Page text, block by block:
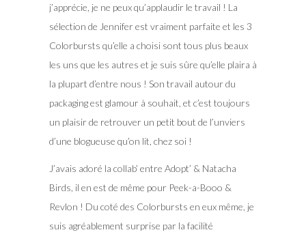
j’apprécie, je ne peux qu’applaudir le travail ! La
sélection de Jennifer est vraiment parfaite et les 3
Colorbursts qu’elle a choisi sont tous plus beaux
les uns que les autres et je suis sûre qu’elle plaira à
la plupart d’entre nous ! Son travail autour du
packaging est glamour à souhait, et c’est toujours
un plaisir de retrouver un petit bout de l’unviers
d’une blogueuse qu’on lit, chez soi !
J’avais adoré la collab’ entre Adopt’ & Natacha
Birds, il en est de même pour Peek-a-Booo &
Revlon ! Du coté des Colorbursts en eux même, je
suis agréablement surprise par la facilité